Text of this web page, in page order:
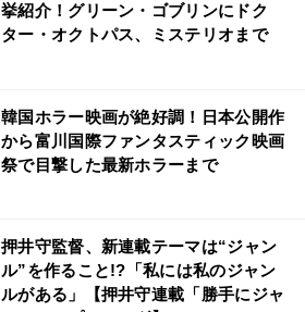
挙紹介！グリーン・ゴブリンにドク
ター・オクトパス、ミステリオまで
韓国ホラー映画が絶好調！日本公開作
から富川国際ファンタスティック映画
祭で目撃した最新ホラーまで
押井守監督、新連載テーマは“ジャン
ル”を作ること!?「私には私のジャン
ルがある」【押井守連載「勝手にジャ